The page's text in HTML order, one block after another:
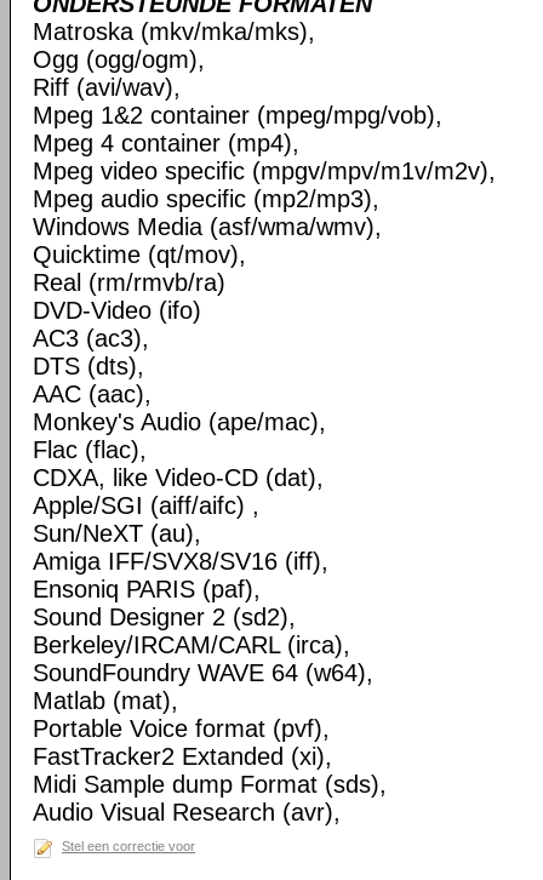
Matroska (mkv/mka/mks),
Ogg (ogg/ogm),
Riff (avi/wav),
Mpeg 1&2 container (mpeg/mpg/vob),
Mpeg 4 container (mp4),
Mpeg video specific (mpgv/mpv/m1v/m2v),
Mpeg audio specific (mp2/mp3),
Windows Media (asf/wma/wmv),
Quicktime (qt/mov),
Real (rm/rmvb/ra)
DVD-Video (ifo)
AC3 (ac3),
DTS (dts),
AAC (aac),
Monkey's Audio (ape/mac),
Flac (flac),
CDXA, like Video-CD (dat),
Apple/SGI (aiff/aifc) ,
Sun/NeXT (au),
Amiga IFF/SVX8/SV16 (iff),
Ensoniq PARIS (paf),
Sound Designer 2 (sd2),
Berkeley/IRCAM/CARL (irca),
SoundFoundry WAVE 64 (w64),
Matlab (mat),
Portable Voice format (pvf),
FastTracker2 Extanded (xi),
Midi Sample dump Format (sds),
Audio Visual Research (avr),
Stel een correctie voor